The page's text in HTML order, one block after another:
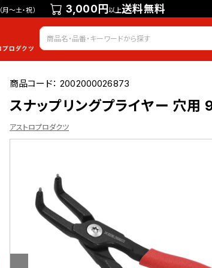
（月～土・祝） 3,000円以上送料無料
会員登録 ログイン お
商品コード：2002000026873
スナップリングプライヤー 穴
アストロプロダクツ